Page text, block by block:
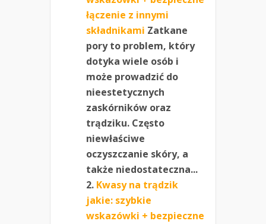
łączenie z innymi
składnikami Zatkane
pory to problem, który
dotyka wiele osób i
może prowadzić do
nieestetycznych
zaskórników oraz
trądziku. Często
niewłaściwe
oczyszczanie skóry, a
także niedostateczna...
Kwasy na trądzik
jakie: szybkie
wskazówki + bezpieczne